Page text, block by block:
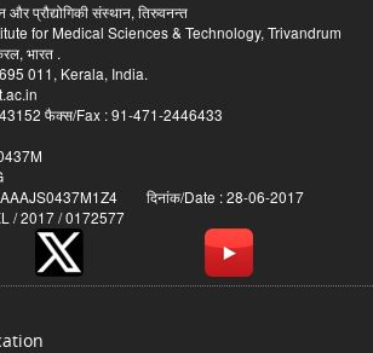
और प्रौद्योगिकी संस्थान, तिरुवनन्त
for Medical Sciences & Technology, Trivandrum
भारत .
011, Kerala, India.
फैक्स/Fax : 91-471-2446433
दिनांक/Date : 28-06-2017
/ 2017 / 0172577